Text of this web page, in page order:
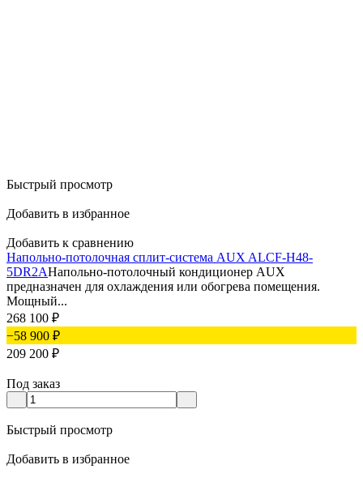
Быстрый просмотр
Добавить в избранное
Добавить к сравнению
Напольно-потолочная сплит-система AUX ALCF-H48-
5DR2AНапольно-потолочный кондиционер AUX
предназначен для охлаждения или обогрева помещения.
Мощный...
268 100 ₽
−58 900 ₽
209 200 ₽
Под заказ
Быстрый просмотр
Добавить в избранное